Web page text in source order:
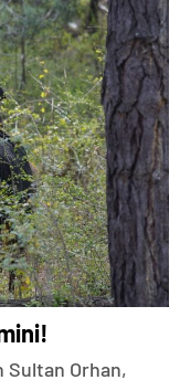
Sultan Orhan,